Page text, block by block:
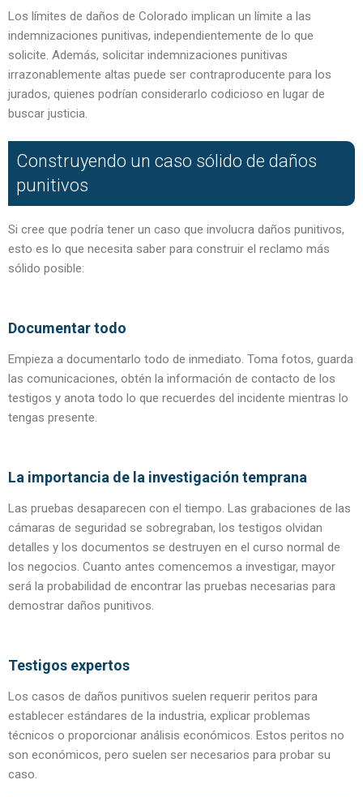
Los límites de daños de Colorado implican un límite a las
indemnizaciones punitivas, independientemente de lo que
solicite. Además, solicitar indemnizaciones punitivas
irrazonablemente altas puede ser contraproducente para los
jurados, quienes podrían considerarlo codicioso en lugar de
buscar justicia.
Construyendo un caso sólido de daños
punitivos
Si cree que podría tener un caso que involucra daños punitivos,
esto es lo que necesita saber para construir el reclamo más
sólido posible:
Documentar todo
Empieza a documentarlo todo de inmediato. Toma fotos, guarda
las comunicaciones, obtén la información de contacto de los
testigos y anota todo lo que recuerdes del incidente mientras lo
tengas presente.
La importancia de la investigación temprana
Las pruebas desaparecen con el tiempo. Las grabaciones de las
cámaras de seguridad se sobregraban, los testigos olvidan
detalles y los documentos se destruyen en el curso normal de
los negocios. Cuanto antes comencemos a investigar, mayor
será la probabilidad de encontrar las pruebas necesarias para
demostrar daños punitivos.
Testigos expertos
Los casos de daños punitivos suelen requerir peritos para
establecer estándares de la industria, explicar problemas
técnicos o proporcionar análisis económicos. Estos peritos no
son económicos, pero suelen ser necesarios para probar su
caso.